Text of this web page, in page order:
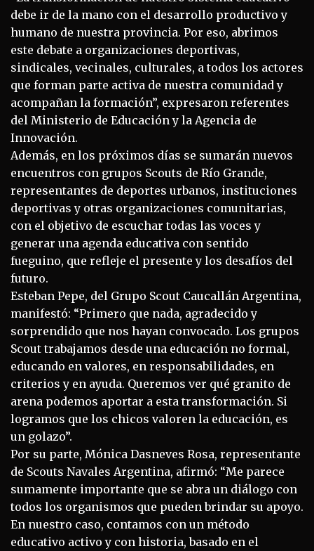
debe ir de la mano con el desarrollo productivo y
humano de nuestra provincia. Por eso, abrimos
este debate a organizaciones deportivas,
sindicales, vecinales, culturales, a todos los actores
que forman parte activa de nuestra comunidad y
acompañan la formación”, expresaron referentes
del Ministerio de Educación y la Agencia de
Innovación.
Además, en los próximos días se sumarán nuevos
encuentros con grupos Scouts de Río Grande,
representantes de deportes urbanos, instituciones
deportivas y otras organizaciones comunitarias,
con el objetivo de escuchar todas las voces y
generar una agenda educativa con sentido
fueguino, que refleje el presente y los desafíos del
futuro.
Esteban Pepe, del Grupo Scout Caucallán Argentina,
manifestó: “Primero que nada, agradecido y
sorprendido que nos hayan convocado. Los grupos
Scout trabajamos desde una educación no formal,
educando en valores, en responsabilidades, en
criterios y en ayuda. Queremos ver qué granito de
arena podemos aportar a esta transformación. Si
logramos que los chicos valoren la educación, es
un golazo”.
Por su parte, Mónica Dasneves Rosa, representante
de Scouts Navales Argentina, afirmó: “Me parece
sumamente importante que se abra un diálogo con
todos los organismos que pueden brindar su apoyo.
En nuestro caso, contamos con un método
educativo activo y con historia, basado en el